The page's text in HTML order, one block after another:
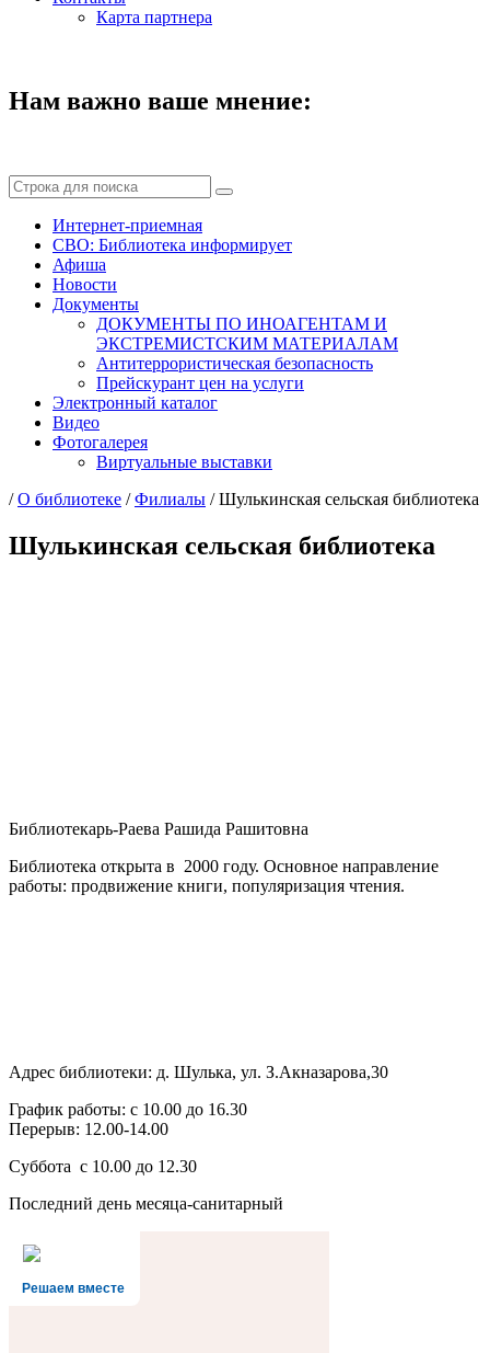
Карта партнера
Нам важно ваше мнение:
Интернет-приемная
СВО: Библиотека информирует
Афиша
Новости
Документы
ДОКУМЕНТЫ ПО ИНОАГЕНТАМ И
ЭКСТРЕМИСТСКИМ МАТЕРИАЛАМ
Антитеррористическая безопасность
Прейскурант цен на услуги
Электронный каталог
Видео
Фотогалерея
Виртуальные выставки
/О библиотеке /Филиалы /Шулькинская сельская библиотека
Шулькинская сельская библиотека
Библиотекарь-Раева Рашида Рашитовна
Библиотека открыта в 2000 году. Основное направление
работы: продвижение книги, популяризация чтения.
Адрес библиотеки: д. Шулька, ул. З.Акназарова,30
График работы: с 10.00 до 16.30
Перерыв: 12.00-14.00
Суббота с 10.00 до 12.30
Последний день месяца-санитарный
Решаем вместе